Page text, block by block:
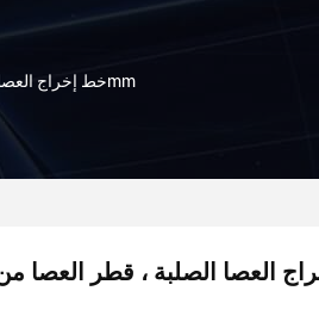
AF-50 PA POM خط إخراج العصا الصلبة ، قطر العصا من 12-200mm